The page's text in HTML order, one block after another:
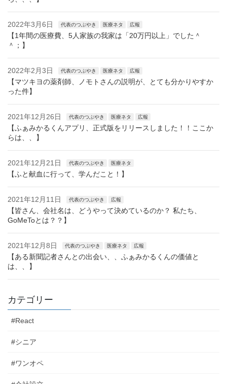
2022年3月6日 代表のつぶやき 医療ネタ 広報
【1年間の医療費、5人家族の我家は「20万円以上」でした＾
＾；】
2022年2月3日 代表のつぶやき 医療ネタ 広報
【マツキヨの薬剤師、ノモトさんの説明が、とても分かりやすか
った件】
2021年12月26日 代表のつぶやき 医療ネタ 広報
【ふぁみかるくんアプリ、正式版をリリースしました！！ここか
らは、、】
2021年12月21日 代表のつぶやき 医療ネタ
【ふと献血に行って、学んだこと！】
2021年12月11日 代表のつぶやき 広報
【皆さん、会社名は、どうやって決めているのか？ 私たち、
GoMeToとは？？】
2021年12月8日 代表のつぶやき 医療ネタ 広報
【ある新聞記者さんとの出会い、、ふぁみかるくんの価値と
は、、】
カテゴリー
#React
#シニア
#ワンオペ